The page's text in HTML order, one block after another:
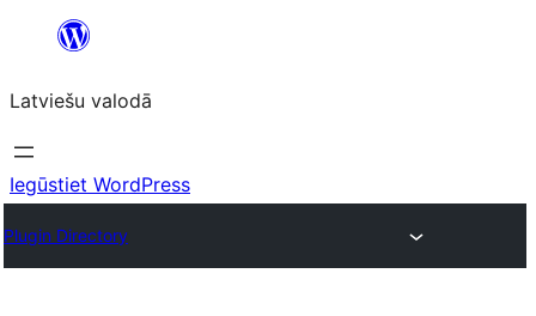
Pāriet
saturu
Latviešu valodā
Iegūstiet WordPress
Plugin Directory